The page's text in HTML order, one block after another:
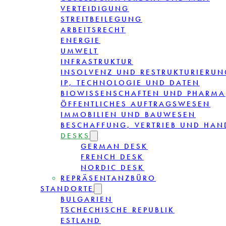
VERTEIDIGUNG
STREITBEILEGUNG
ARBEITSRECHT
ENERGIE
UMWELT
INFRASTRUKTUR
INSOLVENZ UND
IP, TECHNOLOGIE UND DATEN
BIOWISSENSCHAFTEN UND PHARMA
ÖFFENTLICHES AUFTRAGSWESEN
IMMOBILIEN UND BAUWESEN
BESCHAFFUNG, VERTRIEB UND
DESKS
GERMAN DESK
FRENCH DESK
NORDIC DESK
REPRÄSENTANZBÜRO
STANDORTE
BULGARIEN
TSCHECHISCHE REPUBLIK
ESTLAND